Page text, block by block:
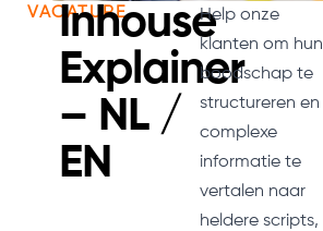
VACATURE
Inhouse
Explainer
– NL /
EN
Help onze
klanten om hun
boodschap te
structureren en
complexe
informatie te
vertalen naar
heldere scripts,